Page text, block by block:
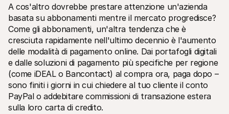
A cos'altro dovrebbe prestare attenzione un'azienda
basata su abbonamenti mentre il mercato progredisce?
Come gli abbonamenti, un'altra tendenza che è
cresciuta rapidamente nell'ultimo decennio è l'aumento
delle modalità di pagamento online. Dai portafogli digitali
e dalle soluzioni di pagamento più specifiche per regione
(come iDEAL o Bancontact) al compra ora, paga dopo –
sono finiti i giorni in cui chiedere al tuo cliente il conto
PayPal o addebitare commissioni di transazione estera
sulla loro carta di credito.